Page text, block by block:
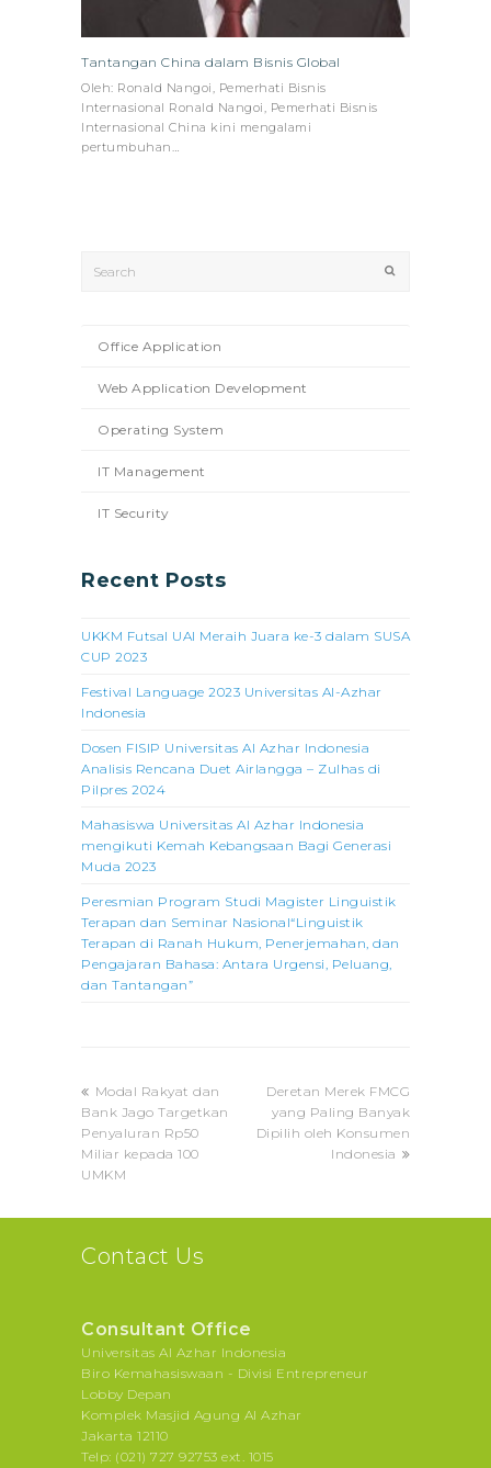
Tantangan China dalam Bisnis Global
Oleh: Ronald Nangoi, Pemerhati Bisnis
Internasional Ronald Nangoi, Pemerhati Bisnis
Internasional China kini mengalami
pertumbuhan…
Office Application
Web Application Development
Operating System
IT Management
IT Security
Recent Posts
UKKM Futsal UAI Meraih Juara ke-3 dalam SUSA
CUP 2023
Festival Language 2023 Universitas Al-Azhar
Indonesia
Dosen FISIP Universitas Al Azhar Indonesia
Analisis Rencana Duet Airlangga – Zulhas di
Pilpres 2024
Mahasiswa Universitas Al Azhar Indonesia
mengikuti Kemah Kebangsaan Bagi Generasi
Muda 2023
Peresmian Program Studi Magister Linguistik
Terapan dan Seminar Nasional“Linguistik
Terapan di Ranah Hukum, Penerjemahan, dan
Pengajaran Bahasa: Antara Urgensi, Peluang,
dan Tantangan”
previous
post:
Modal Rakyat dan
Bank Jago Targetkan
Penyaluran Rp50
Miliar kepada 100
UMKM
next
post:
Deretan Merek FMCG
yang Paling Banyak
Dipilih oleh Konsumen
Indonesia
Contact Us
Consultant Office
Universitas Al Azhar Indonesia
Biro Kemahasiswaan - Divisi Entrepreneur
Lobby Depan
Komplek Masjid Agung Al Azhar
Jakarta 12110
Telp: (021) 727 92753 ext. 1015